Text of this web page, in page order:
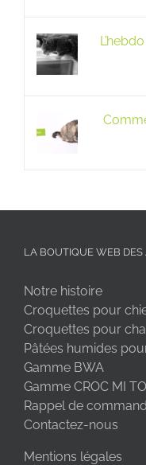
LA BOUTIQUE WEB
Notre histoire
Croquettes pour
Croquettes pour
Pâtées humides
Gamme BWA
Gamme CROC MI
Rappel de
Contactez-nous
Mentions légales